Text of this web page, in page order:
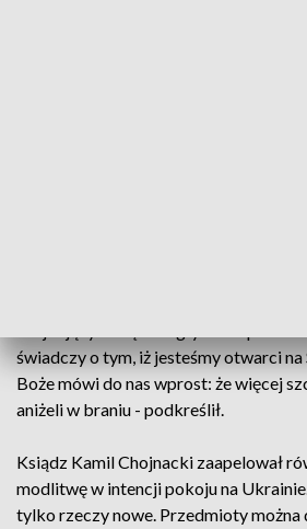
świadczy o tym, iż jesteśmy otwarci na
Boże mówi do nas wprost: że więcej
aniżeli w braniu - podkreślił.
Ksiądz Kamil Chojnacki zaapelował
modlitwę w intencji pokoju na
tylko rzeczy nowe. Przedmioty można